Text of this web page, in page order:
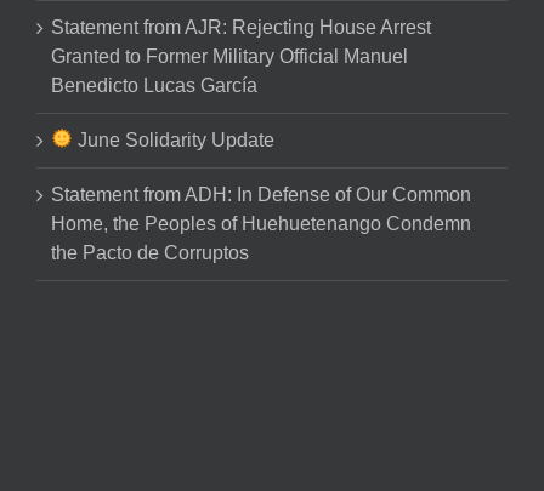
Statement from AJR: Rejecting House Arrest
Granted to Former Military Official Manuel
Benedicto Lucas García
June Solidarity Update
Statement from ADH: In Defense of Our Common
Home, the Peoples of Huehuetenango Condemn
the Pacto de Corruptos